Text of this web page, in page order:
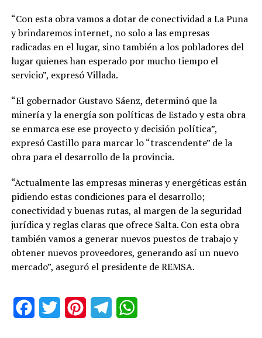
“Con esta obra vamos a dotar de conectividad a La Puna
y brindaremos internet, no solo a las empresas
radicadas en el lugar, sino también a los pobladores del
lugar quienes han esperado por mucho tiempo el
servicio”, expresó Villada.
“El gobernador Gustavo Sáenz, determinó que la
minería y la energía son políticas de Estado y esta obra
se enmarca ese ese proyecto y decisión política”,
expresó Castillo para marcar lo “trascendente” de la
obra para el desarrollo de la provincia.
“Actualmente las empresas mineras y energéticas están
pidiendo estas condiciones para el desarrollo;
conectividad y buenas rutas, al margen de la seguridad
jurídica y reglas claras que ofrece Salta. Con esta obra
también vamos a generar nuevos puestos de trabajo y
obtener nuevos proveedores, generando así un nuevo
mercado”, aseguró el presidente de REMSA.
FacebookTwitter PinterestTelegram